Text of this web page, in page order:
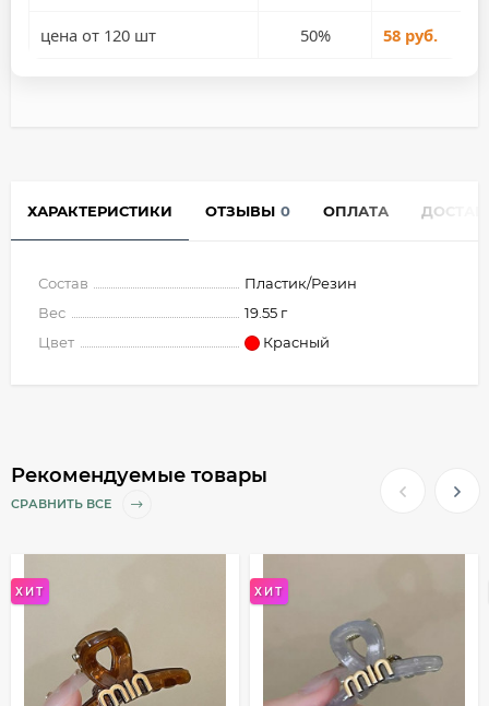
цена от 120 шт 50% 58 руб.
ХАРАКТЕРИСТИКИ ОТЗЫВЫ 0 ОПЛАТА
Состав
Пластик/Резин
Вес
19.55 г
Цвет
Красный
Рекомендуемые товары
СРАВНИТЬ ВСЕ
ХИТ ХИТ